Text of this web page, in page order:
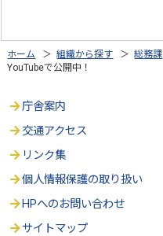
ホーム ＞組織から探す ＞総務課
YouTubeで公開中！
庁舎案内
交通アクセス
リンク集
個人情報保護の取り扱い
HPへのお問い合わせ
サイトマップ